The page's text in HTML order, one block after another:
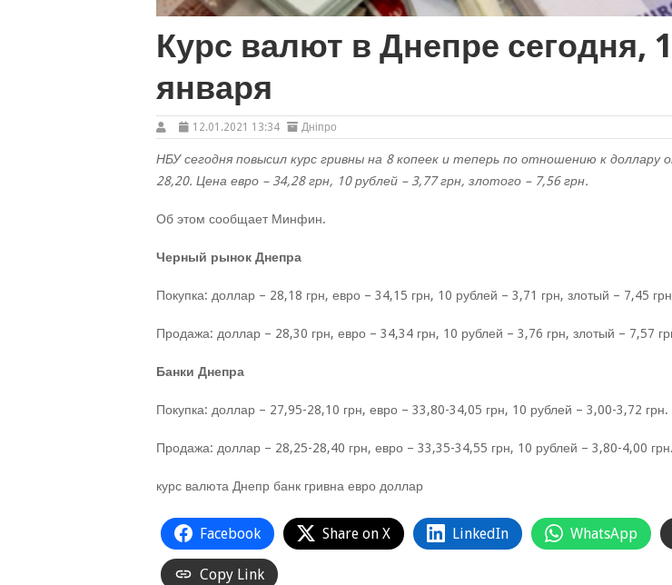
Курс валют в Днепре сегодня,
января
12.01.2021 13:34 Дніпро
НБУ сегодня повысил курс гривны на 8 копеек и теперь по отношению к доллару
28,20. Цена евро – 34,28 грн, 10 рублей – 3,77 грн, злотого – 7,56 грн.
Об этом сообщает Минфин.
Черный рынок Днепра
Покупка: доллар – 28,18 грн, евро – 34,15 грн, 10 рублей – 3,71 грн, злотый – 7,45
Продажа: доллар – 28,30 грн, евро – 34,34 грн, 10 рублей – 3,76 грн, злотый – 7,57
Банки Днепра
Покупка: доллар – 27,95-28,10 грн, евро – 33,80-34,05 грн, 10 рублей – 3,00-3,72 грн.
Продажа: доллар – 28,25-28,40 грн, евро – 33,35-34,55 грн, 10 рублей – 3,80-4,00 грн.
курс валюта Днепр банк гривна евро доллар
Facebook Share on X LinkedIn WhatsApp
Copy Link